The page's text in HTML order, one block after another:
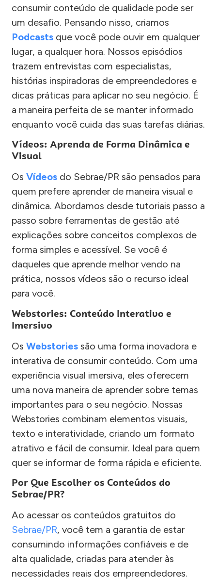
consumir conteúdo de qualidade pode ser
um desafio. Pensando nisso, criamos
Podcasts que você pode ouvir em qualquer
lugar, a qualquer hora. Nossos episódios
trazem entrevistas com especialistas,
histórias inspiradoras de empreendedores e
dicas práticas para aplicar no seu negócio. É
a maneira perfeita de se manter informado
enquanto você cuida das suas tarefas diárias.
Vídeos: Aprenda de Forma Dinâmica e
Visual
Os Vídeos do Sebrae/PR são pensados para
quem prefere aprender de maneira visual e
dinâmica. Abordamos desde tutoriais passo a
passo sobre ferramentas de gestão até
explicações sobre conceitos complexos de
forma simples e acessível. Se você é
daqueles que aprende melhor vendo na
prática, nossos vídeos são o recurso ideal
para você.
Webstories: Conteúdo Interativo e
Imersivo
Os Webstories são uma forma inovadora e
interativa de consumir conteúdo. Com uma
experiência visual imersiva, eles oferecem
uma nova maneira de aprender sobre temas
importantes para o seu negócio. Nossas
Webstories combinam elementos visuais,
texto e interatividade, criando um formato
atrativo e fácil de consumir. Ideal para quem
quer se informar de forma rápida e eficiente.
Por Que Escolher os Conteúdos do
Sebrae/PR?
Ao acessar os conteúdos gratuitos do
Sebrae/PR, você tem a garantia de estar
consumindo informações confiáveis e de
alta qualidade, criadas para atender às
necessidades reais dos empreendedores.